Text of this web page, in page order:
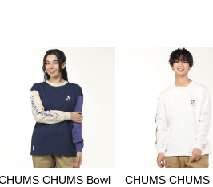
，將依據個別帳號之用戶狀況，依本公司即
仍有額度不足之情形，本公司將視審查結果
用他人資訊註冊。若發現惡意使用之情形，
止該用戶之使用額度並採取法律行動。
CHUMS Bowl
CHUMS CHUMS